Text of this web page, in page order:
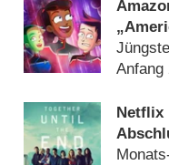
Anfang
Netflix